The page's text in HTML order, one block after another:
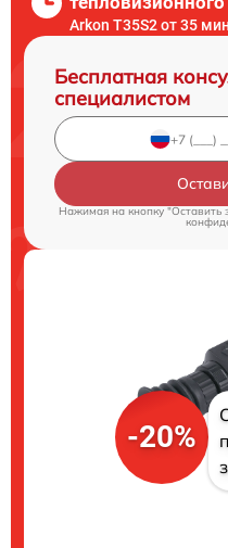
Arkon T35S2 от 35
Бесплатная
специалистом
Нажимая на кнопку "Оставить
-20%